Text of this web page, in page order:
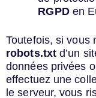
RGPDen
Toutefois, si vous
robots.txt d’un
données privées
effectuez une
le serveur, vous